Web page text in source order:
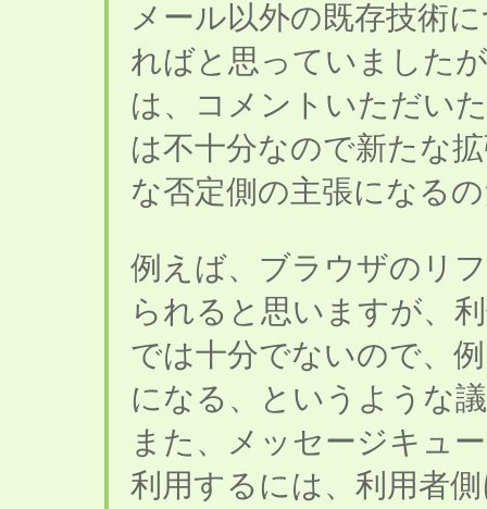
メール以外の既存技術
ればと思っていました
は、コメントいただい
は不十分なので新たな
な否定側の主張になる
例えば、ブラウザのリ
られると思いますが、
では十分でないので、
になる、というような
また、メッセージキュ
利用するには、利用者